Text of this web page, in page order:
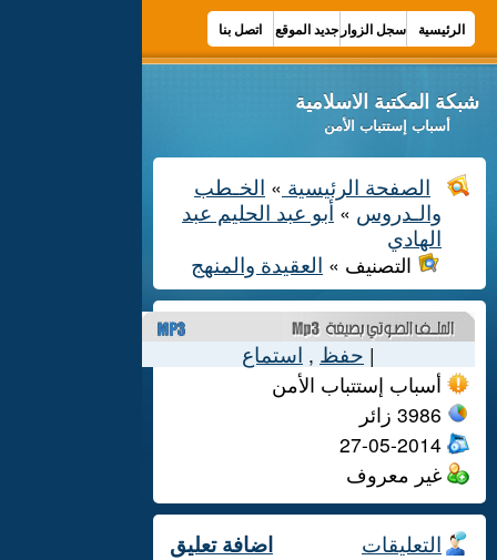
الرئيسية سجل الزوار جديد الموقع اتصل بنا
شبكة المكتبة الاسلامية
أسباب إستتباب الأمن
الصفحة الرئيسية » الخـطب
والـدروس » أبو عبد الحليم عبد
الهادي
التصنيف » العقيدة والمنهج
| حفظ , استماع
أسباب إستتباب الأمن
3986 زائر
27-05-2014
غير معروف
التعليقات اضافة تعليق